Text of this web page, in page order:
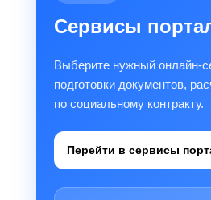
Сервисы
Выберите нужный онлайн-
подготовки документов,
по социальному контракту.
Перейти в сервисы